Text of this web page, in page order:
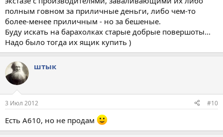
полным говном за приличные деньги, либо чем-то
более-менее приличным - но за бешеные.
Буду искать на барахолках старые добрые повершоты...
Надо было тогда их ящик купить )
штык
3 Июл 2012 #10
Есть А610, но не продам